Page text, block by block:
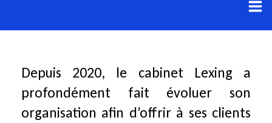
au
Depuis 2020, le cabinet Lexing a
profondément fait évoluer son
organisation afin d’offrir à ses clients